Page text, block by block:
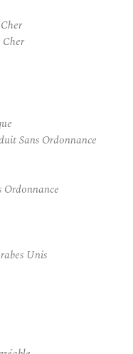
Sans Ordonnance
Unis